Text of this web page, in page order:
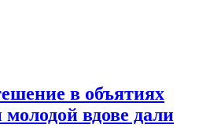
в объятиях
вдове дали